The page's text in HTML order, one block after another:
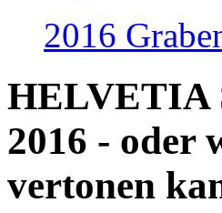
2016
HELVETIA
2016 - oder
vertonen